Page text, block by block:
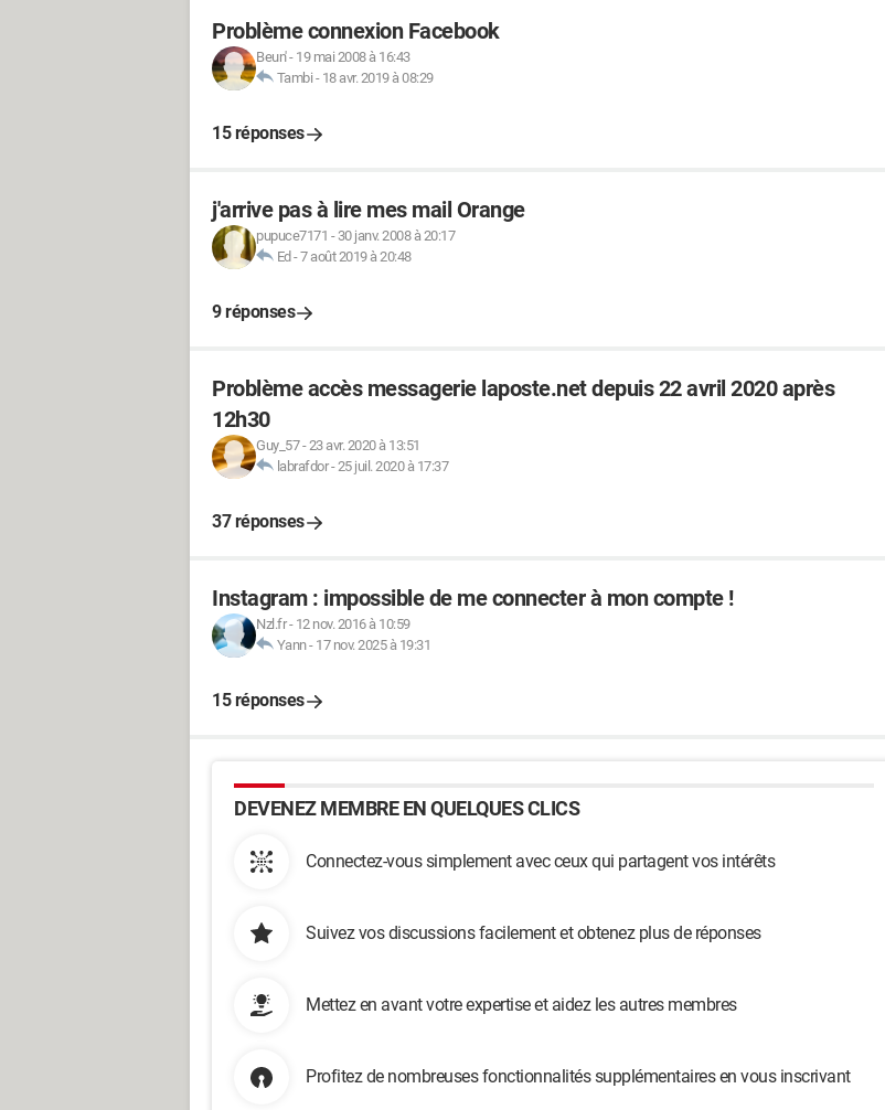
Problème connexion Facebook
Beun'- 19 mai 2008 à 16:43
Tambi - 18 avr. 2019 à 08:29
15 réponses
j'arrive pas à lire mes mail Orange
pupuce7171 - 30 janv. 2008 à 20:17
Ed -7 août 2019 à 20:48
9 réponses
Problème accès messagerie laposte.net depuis 22 avril 2020 après
12h30
Guy_57-23 avr. 2020 à 13:51
labrafdor-25 juil. 2020 à 17:37
37 réponses
Instagram : impossible de me connecter à mon compte !
Nzl.fr- 12 nov. 2016 à 10:59
Yann- 17 nov. 2025 à 19:31
15 réponses
DEVENEZ MEMBRE EN QUELQUES CLICS
Connectez-vous simplement avec ceux qui partagent vos intérêts
Suivez vos discussions facilement et obtenez plus de réponses
Mettez en avant votre expertise et aidez les autres membres
Profitez de nombreuses fonctionnalités supplémentaires en vous inscrivant